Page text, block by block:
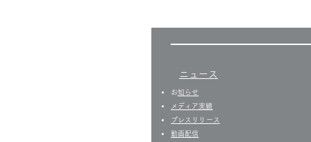
ニュース
​お知らせ
​​メディア実績
プレスリリース
​動画配信